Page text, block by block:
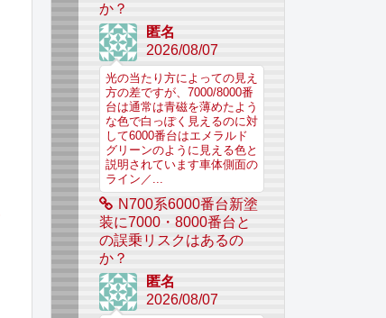
か？
匿名
2026/08/07
光の当たり方によっての見え
方の差ですが、7000/8000番
台は通常は青磁を薄めたよう
な色で白っぽく見えるのに対
して6000番台はエメラルド
グリーンのように見える色と
説明されています車体側面の
ライン／...
N700系6000番台新塗
装に7000・8000番台と
の誤乗リスクはあるの
か？
匿名
2026/08/07